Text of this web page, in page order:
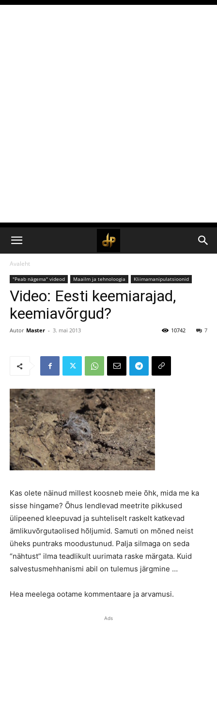
Avaleht
"Peab nägema" videod Maailm ja tehnoloogia Kliimamanipulatsioonid
Video: Eesti keemiarajad,
keemiavõrgud?
Autor Master - 3. mai 2013 7
10742
Kas olete näinud millest koosneb meie õhk, mida me ka
sisse hingame? Õhus lendlevad meetrite pikkused
ülipeened kleepuvad ja suhteliselt raskelt katkevad
ämlikuvõrgutaolised hõljumid. Samuti on mõned neist
üheks puntraks moodustunud. Palja silmaga on seda
“nähtust” ilma teadlikult uurimata raske märgata. Kuid
salvestusmehhanismi abil on tulemus järgmine …
Hea meelega ootame kommentaare ja arvamusi.
Ads